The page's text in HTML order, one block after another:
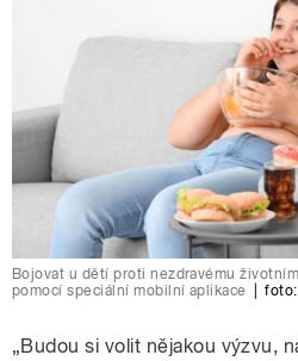
Bojovat u dětí proti nezdravému
pomocí speciální mobilní aplikace
foto:
„Budou si volit nějakou výzvu,